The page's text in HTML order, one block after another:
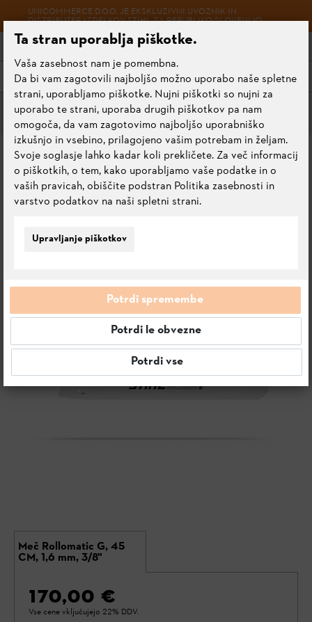
UNICOMMERCE D.O.O. JE EKSKLUZIVNI UVOZNIK IN
DISTRIBUTER IZDELKOV STIHL ZA REPUBLIKO SLOVENIJO.
Meni
Meči za vsako priložnost
MEČ ROLLOMATIC G, 45
CM, 1,6 MM, 3/8"
Meč Rollomatic G, 45
CM, 1,6 mm, 3/8"
170,00 €
Vse cene vključujejo 22% DDV.
Upravljanje piškotkov
Ta stran uporablja piškotke.
Vaša zasebnost nam je pomembna.
Da bi vam zagotovili najboljšo možno uporabo naše spletne
strani, uporabljamo piškotke. Nujni piškotki so nujni za
uporabo te strani, uporaba drugih piškotkov pa nam
omogoča, da vam zagotovimo najboljšo uporabniško
izkušnjo in vsebino, prilagojeno vašim potrebam in željam.
Svoje soglasje lahko kadar koli prekličete. Za več informacij
o piškotkih, o tem, kako uporabljamo vaše podatke in o
vaših pravicah, obiščite podstran Politika zasebnosti in
varstvo podatkov na naši spletni strani.
Potrdi spremembe
Potrdi le obvezne
Potrdi vse